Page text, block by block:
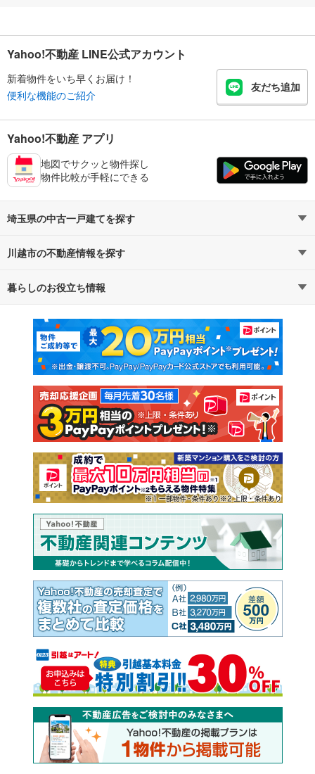
Yahoo!不動産 LINE公式アカウント
新着物件をいち早くお届け！
便利な機能のご紹介
友だち追加
Yahoo!不動産 アプリ
地図でサクッと物件探し
物件比較が手軽にできる
埼玉県の中古一戸建てを探す
路線・駅から探す
通勤・通学時間から探す
川越市の不動産情報を探す
不動産・住宅
新築マンション 中古マンション
新築一戸建て 中古一戸建て
注文住宅 土地
売却査定
暮らしのお役立ち情報
マンションカタログ 教えて！住まいの先生